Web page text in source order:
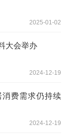
2025-01-02
大会举办
2024-12-19
费需求仍持续
2024-12-19